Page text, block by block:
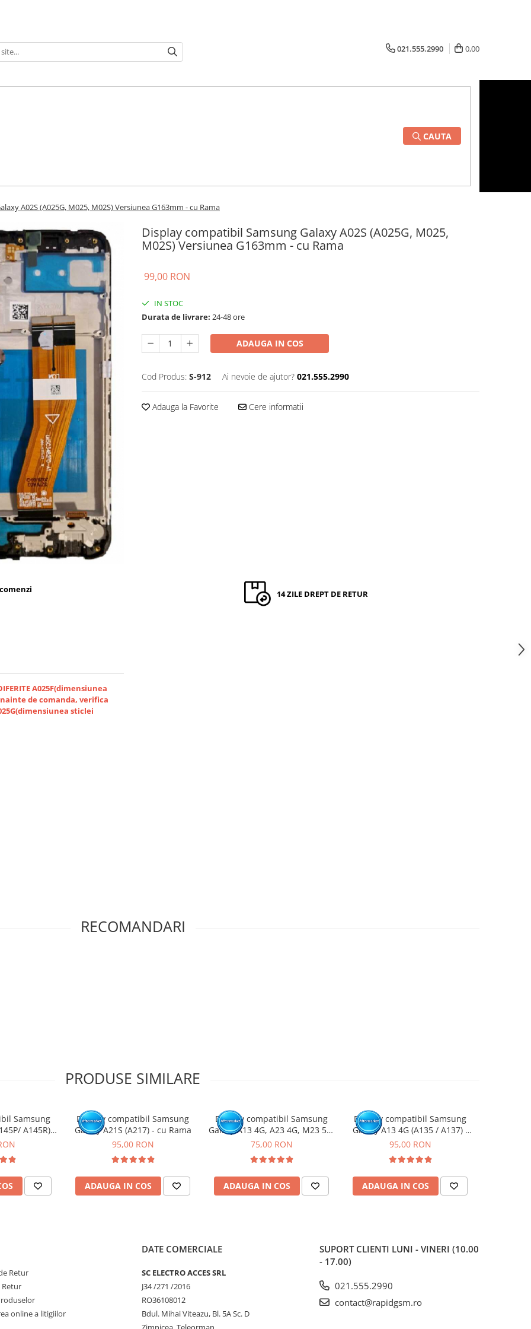
021.555.2990 0,00
CAUTA
A02S (A025G, M025, M02S) Versiunea G163mm - cu Rama
Display compatibil Samsung Galaxy A02S (A025G, M025,
M02S) Versiunea G163mm - cu Rama
99,00 RON
IN STOC
Durata de livrare: 24-48 ore
ADAUGA IN COS
Cod Produs: S-912 Ai nevoie de ajutor? 021.555.2990
Adauga la Favorite Cere informatii
14 ZILE DREPT DE RETUR
A025F(dimensiunea
de comanda, verifica
sticlei
oricarei
RECOMANDARI
PRODUSE SIMILARE
Samsung
A145R) -
Display compatibil Samsung
Galaxy A21S (A217) - cu Rama
95,00 RON
ADAUGA IN COS
Display compatibil Samsung
Galaxy A13 4G, A23 4G, M23 5G,
M33 5G (A137 / A135 / A235 /
75,00 RON
ADAUGA IN COS
Display compatibil Samsung
Galaxy A13 4G (A135 / A137) -
cu Rama
95,00 RON
ADAUGA IN COS
Retur
Retur
online a litigiilor
DATE COMERCIALE
SC ELECTRO ACCES SRL
J34 /271 /2016
RO36108012
Bdul. Mihai Viteazu, Bl. 5A Sc. D
SUPORT CLIENTI LUNI - VINERI (10.00
- 17.00)
021.555.2990
contact@rapidgsm.ro